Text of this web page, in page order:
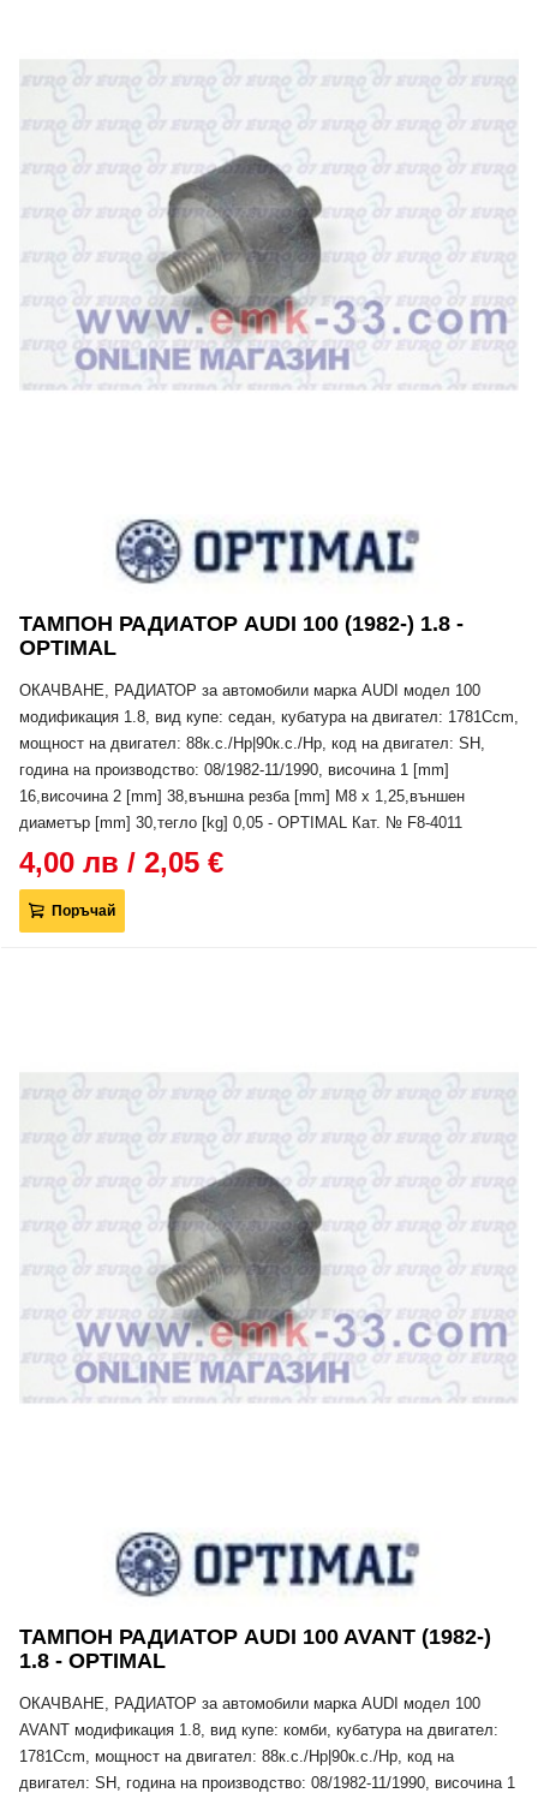
ТАМПОН РАДИАТОР AUDI 100 (1982-) 1.8 -
OPTIMAL
ОКАЧВАНЕ, РАДИАТОР за автомобили марка AUDI модел 100
модификация 1.8, вид купе: седан, кубатура на двигател: 1781Ccm,
мощност на двигател: 88к.с./Hp|90к.с./Hp, код на двигател: SH,
година на производство: 08/1982-11/1990, височина 1 [mm]
16,височина 2 [mm] 38,външна резба [mm] M8 x 1,25,външен
диаметър [mm] 30,тегло [kg] 0,05 - OPTIMAL Кат. № F8-4011
4,00 лв / 2,05 €
Поръчай
ТАМПОН РАДИАТОР AUDI 100 AVANT (1982-)
1.8 - OPTIMAL
ОКАЧВАНЕ, РАДИАТОР за автомобили марка AUDI модел 100
AVANT модификация 1.8, вид купе: комби, кубатура на двигател:
1781Ccm, мощност на двигател: 88к.с./Hp|90к.с./Hp, код на
двигател: SH, година на производство: 08/1982-11/1990, височина 1